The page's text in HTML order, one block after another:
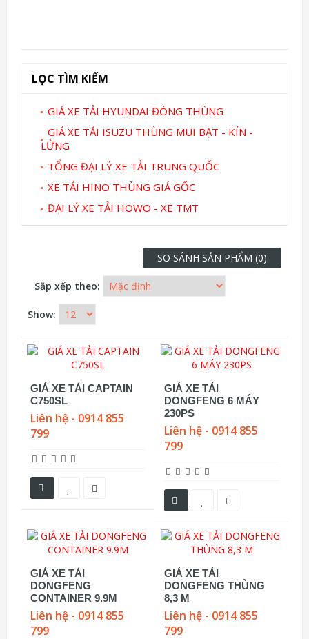
LỌC TÌM KIẾM
GIÁ XE TẢI HYUNDAI ĐÓNG THÙNG
GIÁ XE TẢI ISUZU THÙNG MUI BẠT - KÍN -
LỬNG
TỔNG ĐẠI LÝ XE TẢI TRUNG QUỐC
XE TẢI HINO THÙNG GIÁ GỐC
ĐẠI LÝ XE TẢI HOWO - XE TMT
SO SÁNH SẢN PHẨM (0)
Sắp xếp theo:
Show:
GIÁ XE TẢI CAPTAIN
C750SL
Liên hệ - 0914 855
799
GIÁ XE TẢI
DONGFENG 6 MÁY
230PS
Liên hệ - 0914 855
799
GIÁ XE TẢI
DONGFENG
CONTAINER 9.9M
Liên hệ - 0914 855
799
GIÁ XE TẢI
DONGFENG THÙNG
8,3 M
Liên hệ - 0914 855
799